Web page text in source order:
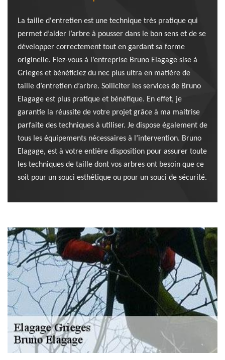
La taille d'entretien est une technique très pratique qui
permet d’aider l’arbre à pousser dans le bon sens et de se
développer correctement tout en gardant sa forme
originelle. Fiez-vous à l’entreprise Bruno Elagage sise à
Grieges et bénéficiez du nec plus ultra en matière de
taille d’entretien d’arbre. Solliciter les services de Bruno
Elagage est plus pratique et bénéfique. En effet, je
garantie la réussite de votre projet grâce à ma maitrise
parfaite des techniques à utiliser. Je dispose également de
tous les équipements nécessaires à l’intervention. Bruno
Elagage, est à votre entière disposition pour assurer toute
les techniques de taille dont vos arbres ont besoin que ce
soit pour un souci esthétique ou pour un souci de sécurité.